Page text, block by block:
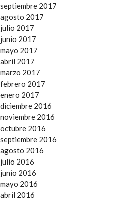
septiembre 2017
agosto 2017
julio 2017
junio 2017
mayo 2017
abril 2017
marzo 2017
febrero 2017
enero 2017
diciembre 2016
noviembre 2016
octubre 2016
septiembre 2016
agosto 2016
julio 2016
junio 2016
mayo 2016
abril 2016